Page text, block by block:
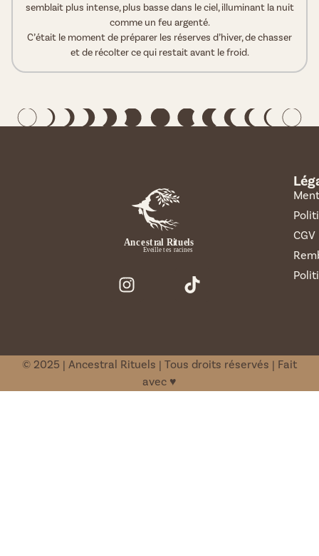
semblait plus intense, plus basse dans le ciel, illuminant la nuit
comme un feu argenté.
C’était le moment de préparer les réserves d’hiver, de chasser
et de récolter ce qui restait avant le froid.
CGV
© 2025 | Ancestral Rituels | Tous droits réservés | Fait
avec ♥